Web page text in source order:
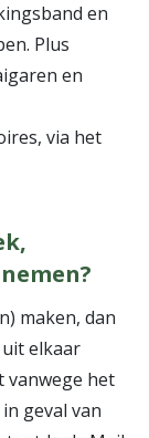
en
Plus
en
via het
maken, dan
elkaar
vanwege het
geval van